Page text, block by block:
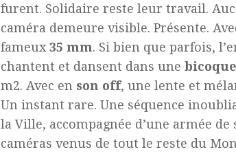
furent. Solidaire reste leur travail.
caméra demeure visible. Présente.
fameux 35 mm. Si bien que parfois,
chantent et dansent dans une bicoque
m2. Avec en son off, une lente et
Un instant rare. Une séquence
la Ville, accompagnée d’une armée
caméras venus de tout le reste du